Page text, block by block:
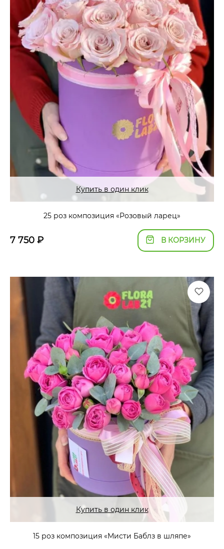
Купить в один клик
25 роз композиция «Розовый ларец»
7 750 ₽ В КОРЗИНУ
Купить в один клик
15 роз композиция «Мисти Баблз в шляпе»